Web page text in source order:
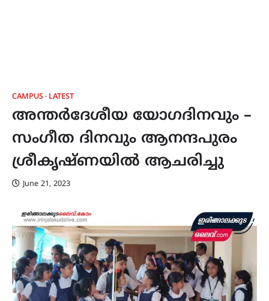
CAMPUS LATEST
അന്തർദേശീയ യോഗദിനവും –
സംഗീത ദിനവും ആനന്ദപുരം
ശ്രീകൃഷ്ണയിൽ ആചരിച്ചു
June 21, 2023